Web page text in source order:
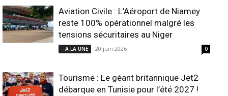
Aviation Civile : L’Aéroport de Niamey
reste 100% opérationnel malgré les
tensions sécuritaires au Niger
- A LA UNE 20 juin 2026 0
Tourisme : Le géant britannique Jet2
débarque en Tunisie pour l’été 2027 !